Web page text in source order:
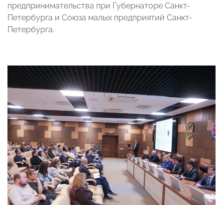
предпринимательства при Губернаторе Санкт-
Петербурга и Союза малых предприятий Санкт-
Петербурга.